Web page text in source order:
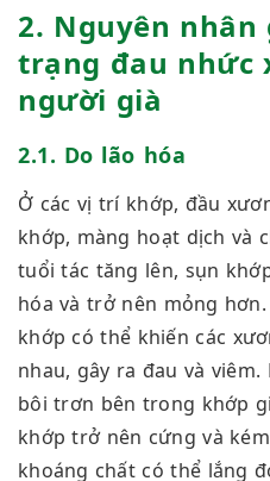
2. Nguyên
trạng đau nhức
người già
2.1. Do lão hóa
Ở các vị trí khớp, đầu
khớp, màng hoạt dịch và
tuổi tác tăng lên, sụn
hóa và trở nên mỏng
khớp có thể khiến các
nhau, gây ra đau và
bôi trơn bên trong khớp
khớp trở nên cứng và
khoáng chất có thể lắng